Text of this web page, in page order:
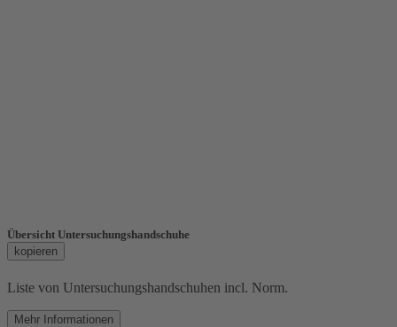
Übersicht Untersuchungshandschuhe
kopieren
Liste von Untersuchungshandschuhen incl. Norm.
Mehr Informationen